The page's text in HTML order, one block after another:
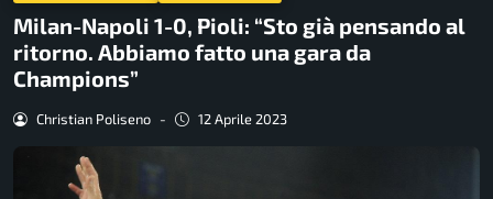
Milan-Napoli 1-0, Pioli: “Sto già pensando al
ritorno. Abbiamo fatto una gara da
Champions”
Christian Poliseno - 12 Aprile 2023